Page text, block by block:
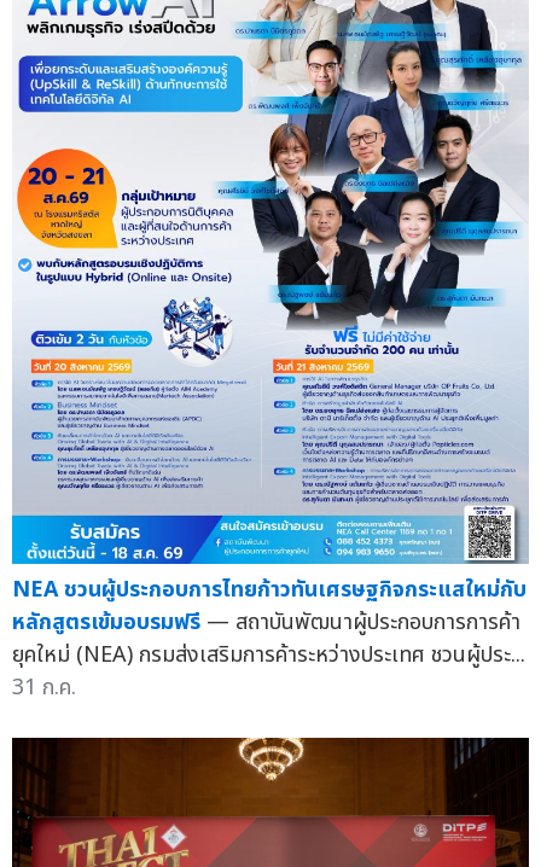
NEA ชวนผู้ประกอบการไทยก้าวทันเศรษฐกิจกระแสใหม่กับ
หลักสูตรเข้มอบรมฟรี — สถาบันพัฒนาผู้ประกอบการการค้า
ยุคใหม่ (NEA) กรมส่งเสริมการค้าระหว่างประเทศ ชวนผู้ประ...
31 ก.ค.